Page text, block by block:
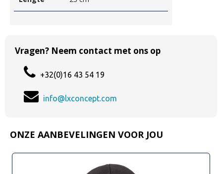
Vragen? Neem contact met ons op
+32(0)16 43 54 19
info@lxconcept.com
ONZE AANBEVELINGEN VOOR JOU